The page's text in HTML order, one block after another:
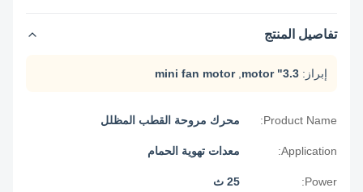
تفاصيل المنتج
3.3" motor
,
mini fan motor
Product Name: محرك مروحة القطب المظلل
Application: معدات تهوية الحمام
Power: